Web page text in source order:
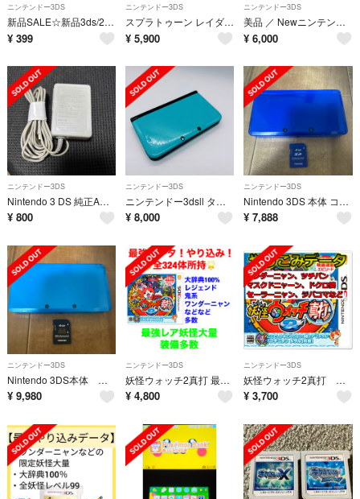
ニンテンドー3DS
新品SALE☆新品3ds/2ds/3dsll充電器
¥ 399
ニンテンドー3DS
スプラトゥーン レイダース -Switch2 -Splatoon RAIDERS
¥ 5,900
ニンテンドー3DS
美品 ／ Newニンテンドー3DS LL専用充電台 純正 RED-007 ブラック 即日発送
¥ 6,000
ニンテンドー3DS
Nintendo 3 DS 純正ACアダプター
¥ 800
ニンテンドー3DS
ニンテンドー3dsll ターコイズブルー
¥ 8,000
ニンテンドー3DS
Nintendo 3DS 本体 コバルトブルー ジャンク
¥ 7,888
ニンテンドー3DS
Nintendo 3DS本体 スカイブルー
¥ 9,980
ニンテンドー3DS
妖怪ウォッチ2真打 最強データ やり込み
¥ 4,800
ニンテンドー3DS
妖怪ウォッチ2真打 やりこみデータ
¥ 3,700